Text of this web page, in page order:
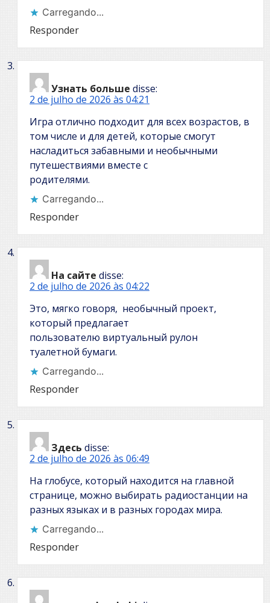
Carregando...
Responder
Узнать больше disse:
2 de julho de 2026 às 04:21
Игра отлично подходит для всех возрастов, в
том числе и для детей, которые смогут
насладиться забавными и необычными
путешествиями вместе с
родителями.
Carregando...
Responder
На сайте disse:
2 de julho de 2026 às 04:22
Это, мягко говоря, необычный проект,
который предлагает
пользователю виртуальный рулон
туалетной бумаги.
Carregando...
Responder
Здесь disse:
2 de julho de 2026 às 06:49
На глобусе, который находится на главной
странице, можно выбирать радиостанции на
разных языках и в разных городах мира.
Carregando...
Responder